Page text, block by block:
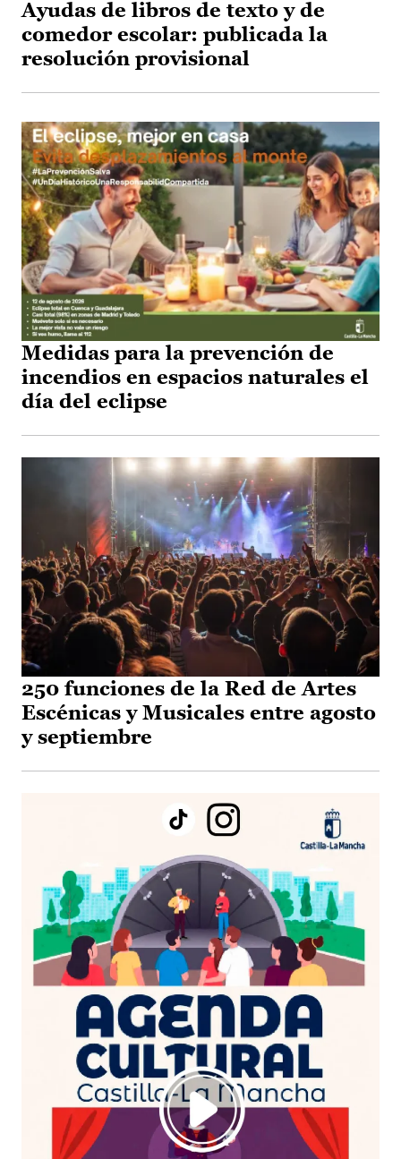
Ayudas de libros de texto y de
comedor escolar: publicada la
resolución provisional
Medidas para la prevención de
incendios en espacios naturales el
día del eclipse
250 funciones de la Red de Artes
Escénicas y Musicales entre agosto
y septiembre